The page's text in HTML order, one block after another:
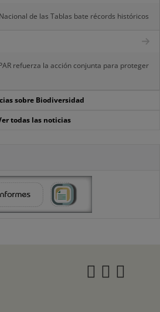
de las Tablas bate récords históricos
refuerza la acción conjunta para proteger
sobre Biodiversidad
todas las noticias